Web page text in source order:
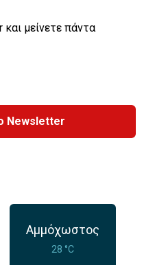
μείνετε πάντα
Newsletter
Αμμόχωστος
28 °C